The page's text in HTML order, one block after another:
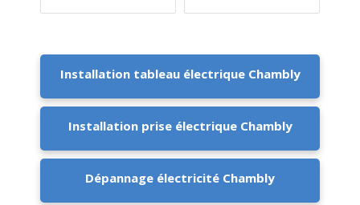
Installation tableau électrique Chambly
Installation prise électrique Chambly
Dépannage électricité Chambly